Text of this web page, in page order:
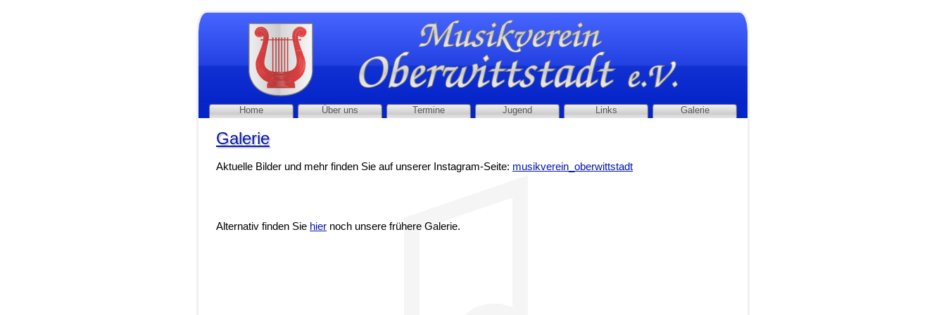
Home Über uns Termine Jugend Links Galerie
Galerie
Galerie
Aktuelle Bilder und mehr finden Sie auf unserer Instagram-Seite: musikverein_oberwittstadt
Alternativ finden Sie hier noch unsere frühere Galerie.